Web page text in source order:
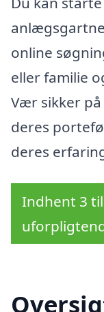
online
eller familie
Vær sikker på
deres
deres
Indhent 3